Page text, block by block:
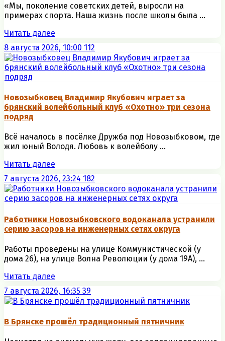
«Мы, поколение советских детей, выросли на
примерах спорта. Наша жизнь после школы была ...
Читать далее
8 августа 2026, 10:00 112
Новозыбковец Владимир Якубович играет за
брянский волейбольный клуб «Охотно» три сезона
подряд
Всё началось в посёлке Дружба под Новозыбковом, где
жил юный Володя. Любовь к волейболу ...
Читать далее
7 августа 2026, 23:24 182
Работники Новозыбковского водоканала устранили
серию засоров на инженерных сетях округа
Работы проведены на улице Коммунистической (у
дома 26), на улице Волна Революции (у дома 19А), ...
Читать далее
7 августа 2026, 16:35 39
В Брянске прошёл традиционный пятничник